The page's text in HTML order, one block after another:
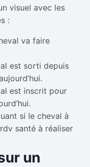
visuel avec les
:
va faire
est sorti depuis
est inscrit pour
si le cheval à
santé à réaliser
un